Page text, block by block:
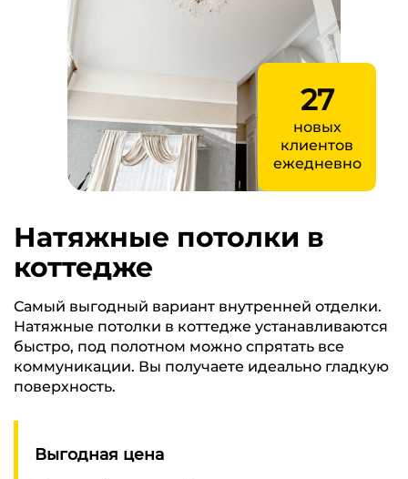
27
новых
клиентов
ежедневно
Натяжные потолки в
коттедже
Самый выгодный вариант внутренней отделки.
Натяжные потолки в коттедже устанавливаются
быстро, под полотном можно спрятать все
коммуникации. Вы получаете идеально гладкую
поверхность.
Выгодная цена